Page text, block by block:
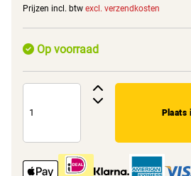
Prijzen incl. btw excl. verzendkosten
Op voorraad
Plaats